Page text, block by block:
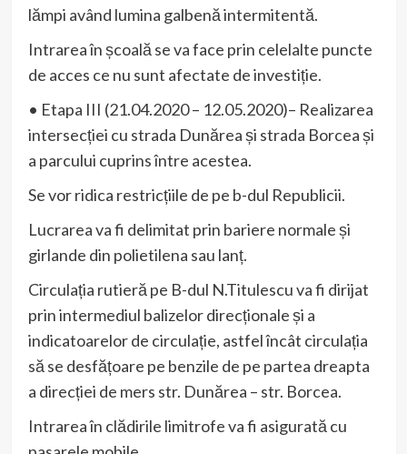
lămpi având lumina galbenă intermitentă.
Intrarea în școală se va face prin celelalte puncte
de acces ce nu sunt afectate de investiție.
• Etapa III (21.04.2020 – 12.05.2020)– Realizarea
intersecției cu strada Dunărea și strada Borcea și
a parcului cuprins între acestea.
Se vor ridica restricțiile de pe b-dul Republicii.
Lucrarea va fi delimitat prin bariere normale și
girlande din polietilena sau lanț.
Circulația rutieră pe B-dul N.Titulescu va fi dirijat
prin intermediul balizelor direcționale și a
indicatoarelor de circulație, astfel încât circulația
să se desfățoare pe benzile de pe partea dreapta
a direcției de mers str. Dunărea – str. Borcea.
Intrarea în clădirile limitrofe va fi asigurată cu